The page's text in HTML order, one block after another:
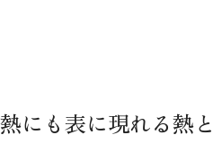
熱にも表に現れる熱